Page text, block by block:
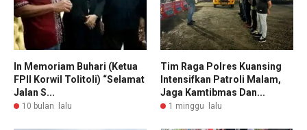
In Memoriam Buhari (Ketua
FPII Korwil Tolitoli) “Selamat
Jalan S...
10 bulan lalu
Tim Raga Polres Kuansing
Intensifkan Patroli Malam,
Jaga Kamtibmas Dan...
1 minggu lalu